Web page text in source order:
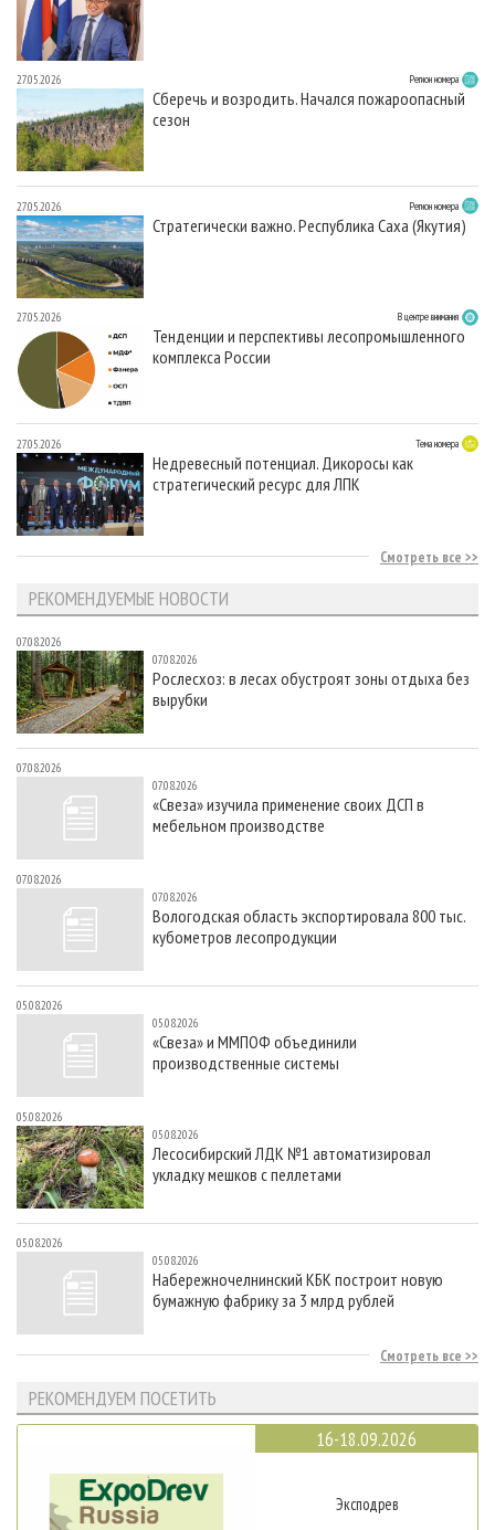
27.05.2026 Регион номера
Сберечь и возродить. Начался пожароопасный
сезон
27.05.2026 Регион номера
Стратегически важно. Республика Саха (Якутия)
27.05.2026 В центре внимания
Тенденции и перспективы лесопромышленного
комплекса России
27.05.2026 Тема номера
Недревесный потенциал. Дикоросы как
стратегический ресурс для ЛПК
Смотреть все
РЕКОМЕНДУЕМЫЕ НОВОСТИ
07.08.2026
07.08.2026
Рослесхоз: в лесах обустроят зоны отдыха без
вырубки
07.08.2026
07.08.2026
«Свеза» изучила применение своих ДСП в
мебельном производстве
07.08.2026
07.08.2026
Вологодская область экспортировала 800 тыс.
кубометров лесопродукции
05.08.2026
05.08.2026
«Свеза» и ММПОФ объединили
производственные системы
05.08.2026
05.08.2026
Лесосибирский ЛДК №1 автоматизировал
укладку мешков с пеллетами
05.08.2026
05.08.2026
Набережночелнинский КБК построит новую
бумажную фабрику за 3 млрд рублей
Смотреть все
РЕКОМЕНДУЕМ ПОСЕТИТЬ
16-18.09.2026
Эксподрев